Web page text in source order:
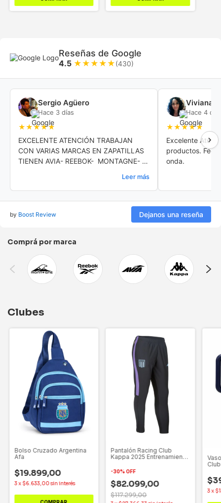
Reseñas de Google
4.5 ★★★★★(430)
Sergio Agüero
Hace 3 días
★★★★★
EXCELENTE ATENCIÓN TRABAJAN
CON VARIAS MARCAS EN ZAPATILLAS
TIENEN AVIA- REEBOK-  MONTAGNE-
PRECIOS MUY ACCESIBLES CUENTA
CON 3 SUSCURSALES RECOMIENDO
100%
Leer más
Viviana
Hace 4
★★★★★
Excelente
productos.
onda.
by Boost Review Dejanos una reseña
Comprá por marca
Clubes
Bolso Cruzado Argentina
Afa
$19.899,00
3x $6.633,00sin interés
Pantalón Racing Club
Kappa 2025 Entrenamiento
-30%OFF
$82.099,00
$117.299,00
Club
3x